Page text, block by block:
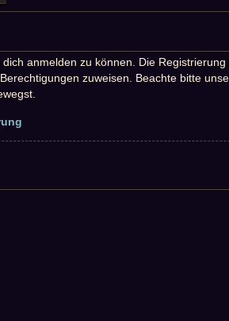
anmelden zu können. Die
zuweisen. Beachte bitte